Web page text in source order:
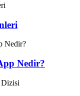
Nedir?